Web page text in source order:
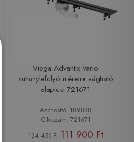
Viega Advantix Vario
zuhanylefolyó méretre vágható
alaptest 721671
Azonosító: 189838
Cikkszám: 721671
124 450 Ft 111 900 Ft